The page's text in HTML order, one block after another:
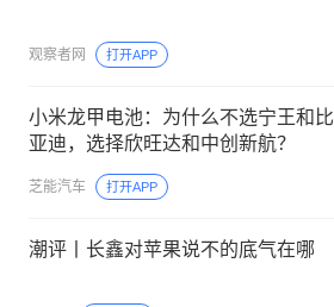
观察者网 打开APP
小米龙甲电池：为什么不选宁王和比
亚迪，选择欣旺达和中创新航？
芝能汽车 打开APP
潮评丨长鑫对苹果说不的底气在哪